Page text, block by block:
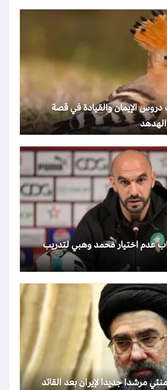
دروس الإيمان والقيادة في قصة
عدم اختيار محمد وهبي لتدريب
مرشدا جديدا لإيران بعد القائد